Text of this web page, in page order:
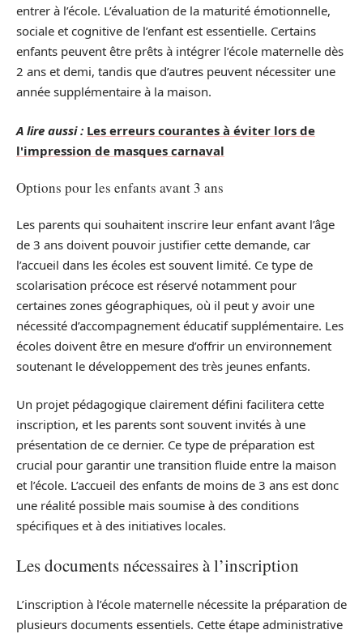
entrer à l’école. L’évaluation de la maturité émotionnelle,
sociale et cognitive de l’enfant est essentielle. Certains
enfants peuvent être prêts à intégrer l’école maternelle dès
2 ans et demi, tandis que d’autres peuvent nécessiter une
année supplémentaire à la maison.
A lire aussi : Les erreurs courantes à éviter lors de
l'impression de masques carnaval
Options pour les enfants avant 3 ans
Les parents qui souhaitent inscrire leur enfant avant l’âge
de 3 ans doivent pouvoir justifier cette demande, car
l’accueil dans les écoles est souvent limité. Ce type de
scolarisation précoce est réservé notamment pour
certaines zones géographiques, où il peut y avoir une
nécessité d’accompagnement éducatif supplémentaire. Les
écoles doivent être en mesure d’offrir un environnement
soutenant le développement des très jeunes enfants.
Un projet pédagogique clairement défini facilitera cette
inscription, et les parents sont souvent invités à une
présentation de ce dernier. Ce type de préparation est
crucial pour garantir une transition fluide entre la maison
et l’école. L’accueil des enfants de moins de 3 ans est donc
une réalité possible mais soumise à des conditions
spécifiques et à des initiatives locales.
Les documents nécessaires à l’inscription
L’inscription à l’école maternelle nécessite la préparation de
plusieurs documents essentiels. Cette étape administrative